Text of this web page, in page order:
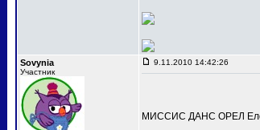
Sovynia
Участник
9.11.2010 14:42:26
МИССИС ДАНС ОРЕЛ